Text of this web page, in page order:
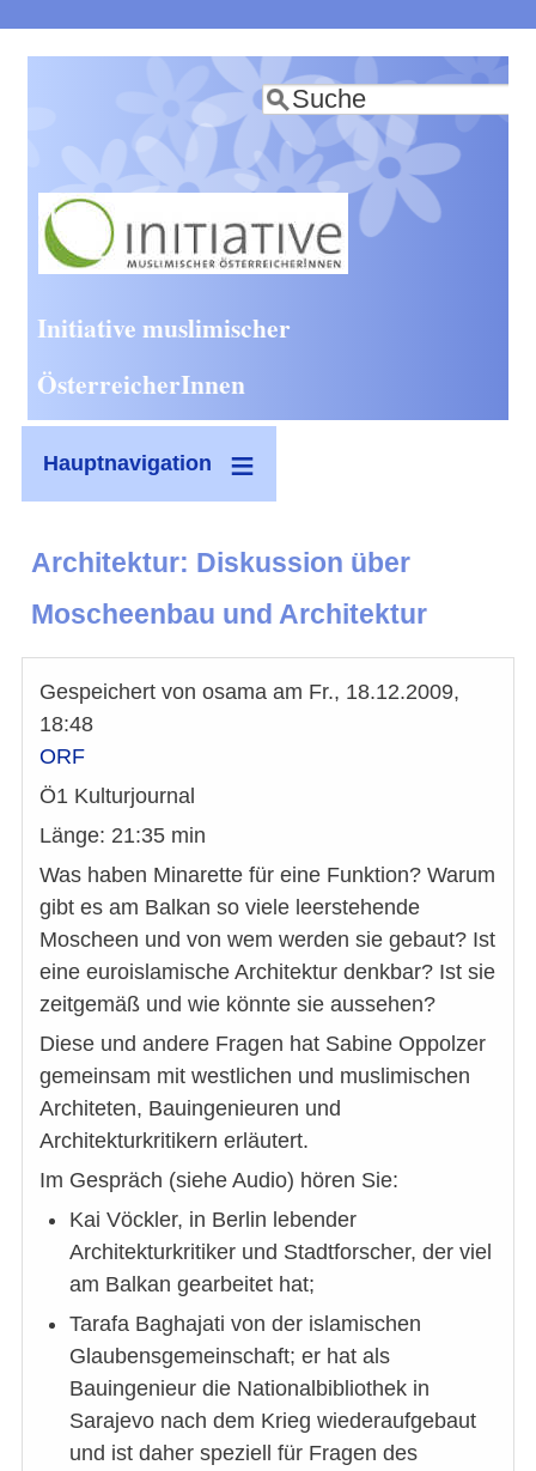
zum
Inhalt
Suche
Initiative muslimischer
ÖsterreicherInnen
Hauptnavigation
Architektur: Diskussion über
Moscheenbau und Architektur
Gespeichert von osama am Fr., 18.12.2009,
18:48
ORF
Ö1 Kulturjournal
Länge: 21:35 min
Was haben Minarette für eine Funktion? Warum
gibt es am Balkan so viele leerstehende
Moscheen und von wem werden sie gebaut? Ist
eine euroislamische Architektur denkbar? Ist sie
zeitgemäß und wie könnte sie aussehen?
Diese und andere Fragen hat Sabine Oppolzer
gemeinsam mit westlichen und muslimischen
Architeten, Bauingenieuren und
Architekturkritikern erläutert.
Im Gespräch (siehe Audio) hören Sie:
Kai Vöckler, in Berlin lebender
Architekturkritiker und Stadtforscher, der viel
am Balkan gearbeitet hat;
Tarafa Baghajati von der islamischen
Glaubensgemeinschaft; er hat als
Bauingenieur die Nationalbibliothek in
Sarajevo nach dem Krieg wiederaufgebaut
und ist daher speziell für Fragen des